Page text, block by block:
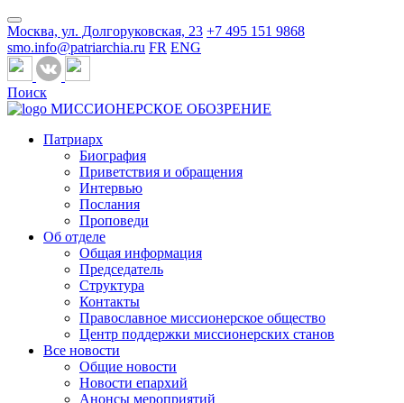
Москва, ул. Долгоруковская, 23 +7 495 151 9868
smo.info@patriarchia.ru FR ENG
Поиск
МИССИОНЕРСКОЕ ОБОЗРЕНИЕ
Патриарх
Биография
Приветствия и обращения
Интервью
Послания
Проповеди
Об отделе
Общая информация
Председатель
Структура
Контакты
Православное миссионерское общество
Центр поддержки миссионерских станов
Все новости
Общие новости
Новости епархий
Анонсы мероприятий